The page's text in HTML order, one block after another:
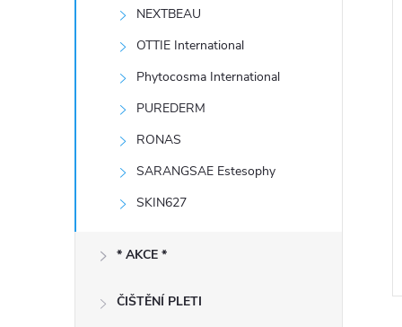
NEXTBEAU
OTTIE International
Phytocosma International
PUREDERM
RONAS
SARANGSAE Estesophy
SKIN627
* AKCE *
ČIŠTĚNÍ PLETI